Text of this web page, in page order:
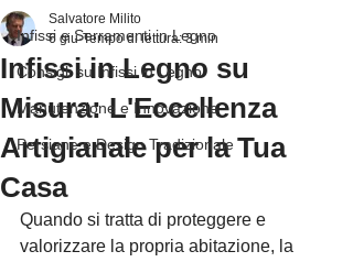
Infissi e Serramenti in Legno
Consigli su Infissi in Legno
Manutenzione e Innovazione
Persiane e Design Tradizionale
Infissi in Legno su
Misura: L'Eccellenza
Artigianale per la Tua
Casa
Salvatore Milito
6 giu Tempo di lettura: 3 min
Quando si tratta di proteggere e
valorizzare la propria abitazione, la